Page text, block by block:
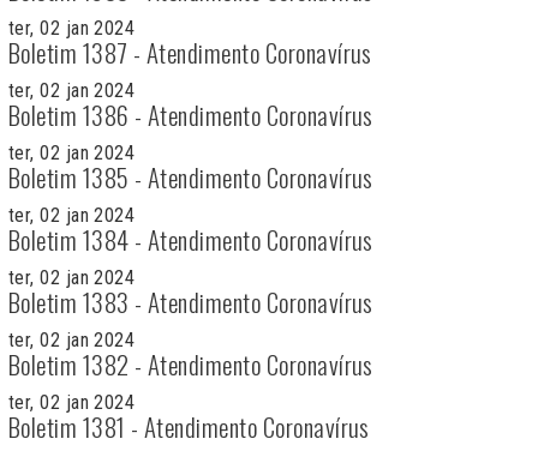
ter, 02 jan 2024
Boletim 1387 - Atendimento Coronavírus
ter, 02 jan 2024
Boletim 1386 - Atendimento Coronavírus
ter, 02 jan 2024
Boletim 1385 - Atendimento Coronavírus
ter, 02 jan 2024
Boletim 1384 - Atendimento Coronavírus
ter, 02 jan 2024
Boletim 1383 - Atendimento Coronavírus
ter, 02 jan 2024
Boletim 1382 - Atendimento Coronavírus
ter, 02 jan 2024
Boletim 1381 - Atendimento Coronavírus